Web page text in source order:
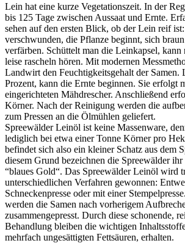
Lein hat eine kurze Vegetationszeit. In der
bis 125 Tage zwischen Aussaat und Ernte.
sehen auf den ersten Blick, ob der Lein reif
verschwunden, die Pflanze beginnt, sich
verfärben. Schüttelt man die Leinkapsel, kann
leise rascheln hören. Mit modernen
Landwirt den Feuchtigkeitsgehalt der Samen.
Prozent, kann die Ernte beginnen. Sie erfolgt
eingerichteten Mähdrescher. Anschließend
Körner. Nach der Reinigung werden die
zum Pressen an die Ölmühlen geliefert.
Spreewälder Leinöl ist keine Massenware,
lediglich bei etwa einer Tonne Körner pro
befindet sich also ein kleiner Schatz aus dem
diesem Grund bezeichnen die Spreewälder
“blaues Gold“. Das Spreewälder Leinöl wird
unterschiedlichen Verfahren gewonnen:
Schneckenpresse oder mit einer
werden die Samen nach vorherigem
zusammengepresst. Durch diese schonende,
Behandlung bleiben die wichtigen
mehrfach ungesättigten Fettsäuren, erhalten.